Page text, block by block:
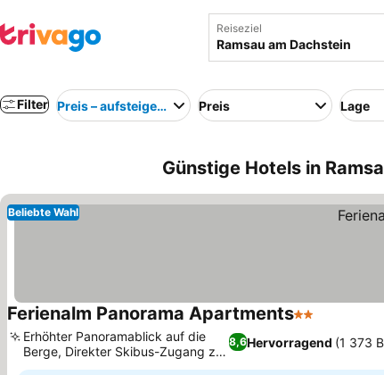
Reiseziel
Filter Preis – aufsteigend Preis Lage
Günstige Hotels in
Beliebte Wahl
Ferienalm Panorama Apartments2 Sterne
8,6Hervorragend (1 373
Erhöhter Panoramablick auf die
Berge, Direkter Skibus-Zugang zu
Ski Amadé